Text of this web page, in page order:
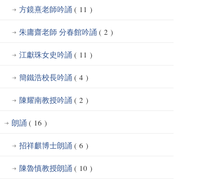
方鏡熹老師吟誦 ( 11 )
朱庸齋老師 分春館吟誦 ( 2 )
江獻珠女史吟誦 ( 11 )
簡鐵浩校長吟誦 ( 4 )
陳耀南教授吟誦 ( 2 )
朗誦 ( 16 )
招祥麒博士朗誦 ( 6 )
陳魯慎教授朗誦 ( 10 )